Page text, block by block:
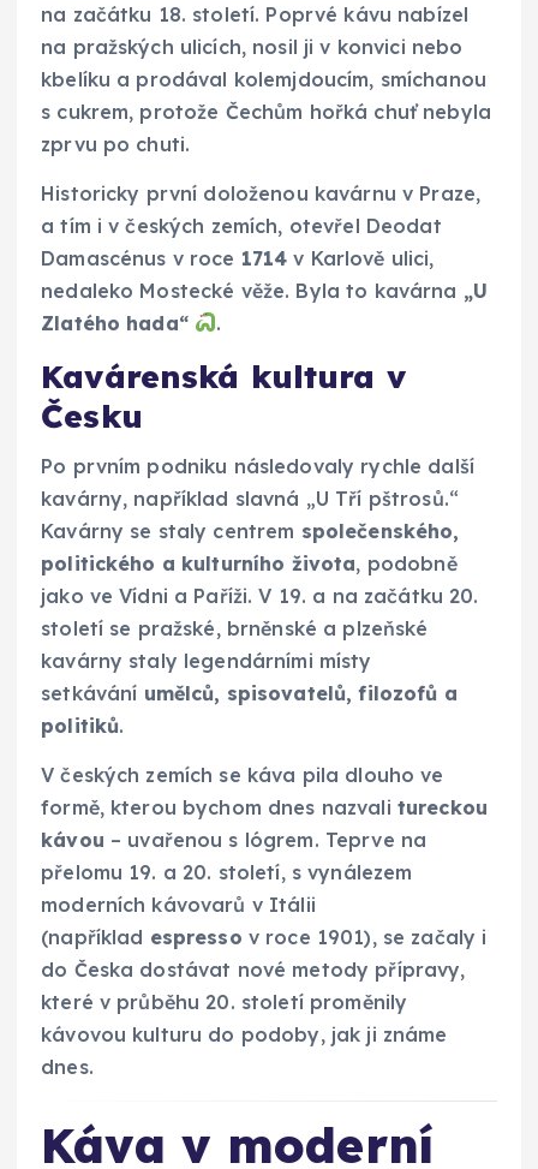
na začátku 18. století. Poprvé kávu nabízel
na pražských ulicích, nosil ji v konvici nebo
kbelíku a prodával kolemjdoucím, smíchanou
s cukrem, protože Čechům hořká chuť nebyla
zprvu po chuti.
Historicky první doloženou kavárnu v Praze,
a tím i v českých zemích, otevřel Deodat
Damascénus v roce 1714 v Karlově ulici,
nedaleko Mostecké věže. Byla to kavárna „U
Zlatého hada“
.
Kavárenská kultura v
Česku
Po prvním podniku následovaly rychle další
kavárny, například slavná „U Tří pštrosů.“
Kavárny se staly centrem společenského,
politického a kulturního života, podobně
jako ve Vídni a Paříži. V 19. a na začátku 20.
století se pražské, brněnské a plzeňské
kavárny staly legendárními místy
setkávání umělců, spisovatelů, filozofů a
politiků.
V českých zemích se káva pila dlouho ve
formě, kterou bychom dnes nazvali tureckou
kávou – uvařenou s lógrem. Teprve na
přelomu 19. a 20. století, s vynálezem
moderních kávovarů v Itálii
(například espresso v roce 1901), se začaly i
do Česka dostávat nové metody přípravy,
které v průběhu 20. století proměnily
kávovou kulturu do podoby, jak ji známe
dnes.
Káva v moderní